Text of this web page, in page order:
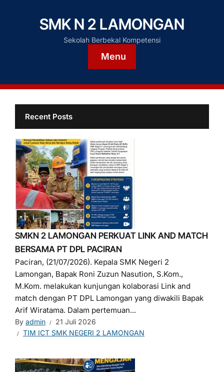
SMK N 2 LAMONGAN
Sekolah Berbekal Kompetensi
Menu
Recent Posts
SMKN 2 LAMONGAN PERKUAT LINK AND MATCH
BERSAMA PT DPL PACIRAN
Paciran, (21/07/2026). Kepala SMK Negeri 2
Lamongan, Bapak Roni Zuzun Nasution, S.Kom.,
M.Kom. melakukan kunjungan kolaborasi Link and
match dengan PT DPL Lamongan yang diwakili Bapak
Arif Wiratama. Dalam pertemuan...
By admin
21 Juli 2026
TIM ICT SMK NEGERI 2 LAMONGAN